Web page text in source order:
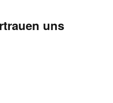
uns